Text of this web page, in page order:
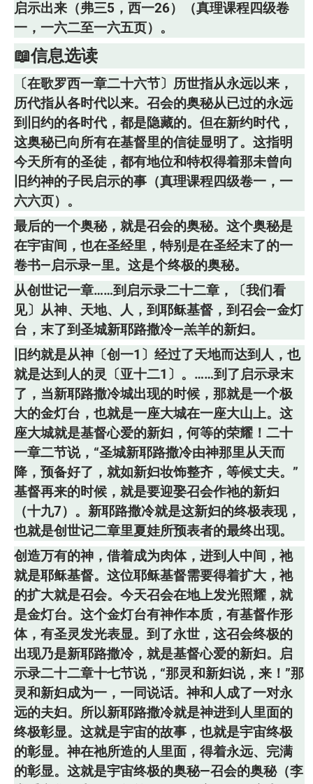
启示出来（弗三5，西一26）（真理课程四级卷
一，一六二至一六五页）。
📖信息选读
〔在歌罗西一章二十六节〕历世指从永远以来，
历代指从各时代以来。召会的奥秘从已过的永远
到旧约的各时代，都是隐藏的。但在新约时代，
这奥秘已向所有在基督里的信徒显明了。这指明
今天所有的圣徒，都有地位和特权得着那未曾向
旧约神的子民启示的事（真理课程四级卷一，一
六六页）。
最后的一个奥秘，就是召会的奥秘。这个奥秘是
在宇宙间，也在圣经里，特别是在圣经末了的一
卷书—启示录—里。这是个终极的奥秘。
从创世记一章……到启示录二十二章，〔我们看
见〕从神、天地、人，到耶稣基督，到召会—金灯
台，末了到圣城新耶路撒冷—羔羊的新妇。
旧约就是从神〔创一1〕经过了天地而达到人，也
就是达到人的灵〔亚十二1〕。……到了启示录末
了，当新耶路撒冷城出现的时候，那就是一个极
大的金灯台，也就是一座大城在一座大山上。这
座大城就是基督心爱的新妇，何等的荣耀！二十
一章二节说，“圣城新耶路撒冷由神那里从天而
降，预备好了，就如新妇妆饰整齐，等候丈夫。”
基督再来的时候，就是要迎娶召会作祂的新妇
（十九7）。新耶路撒冷就是这新妇的终极表现，
也就是创世记二章里夏娃所预表者的最终出现。
创造万有的神，借着成为肉体，进到人中间，祂
就是耶稣基督。这位耶稣基督需要得着扩大，祂
的扩大就是召会。今天召会在地上发光照耀，就
是金灯台。这个金灯台有神作本质，有基督作形
体，有圣灵发光表显。到了永世，这召会终极的
出现乃是新耶路撒冷，就是基督心爱的新妇。启
示录二十二章十七节说，“那灵和新妇说，来！”那
灵和新妇成为一，一同说话。神和人成了一对永
远的夫妇。所以新耶路撒冷就是神进到人里面的
终极彰显。这就是宇宙的故事，也就是宇宙终极
的彰显。神在祂所造的人里面，得着永远、完满
的彰显。这就是宇宙终极的奥秘—召会的奥秘（李